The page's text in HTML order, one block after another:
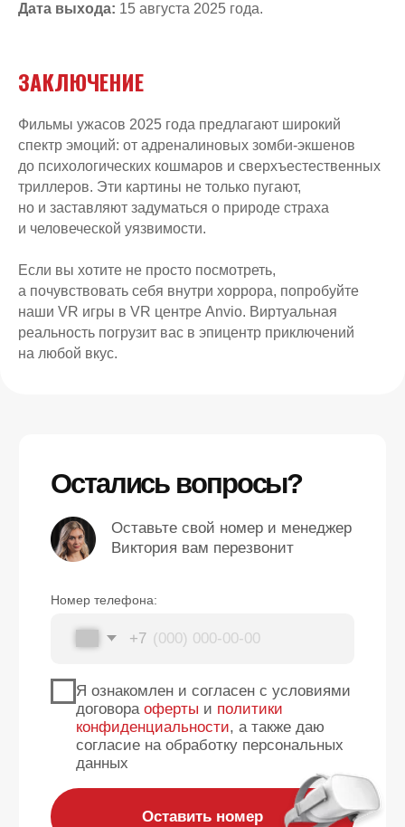
Дата выхода: 15 августа 2025 года.
ЗАКЛЮЧЕНИЕ
Фильмы ужасов 2025 года предлагают широкий
спектр эмоций: от адреналиновых зомби-экшенов
до психологических кошмаров и сверхъестественных
триллеров. Эти картины не только пугают,
но и заставляют задуматься о природе страха
и человеческой уязвимости.
Если вы хотите не просто посмотреть,
а почувствовать себя внутри хоррора, попробуйте
наши VR игры в VR центре Anvio. Виртуальная
реальность погрузит вас в эпицентр приключений
на любой вкус.